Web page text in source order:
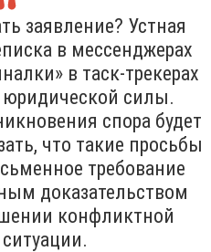
заявление? Устная
в мессенджерах
в таск-трекерах
силы.
спора будет
что такие просьбы
требование
доказательством
конфликтной
ситуации.